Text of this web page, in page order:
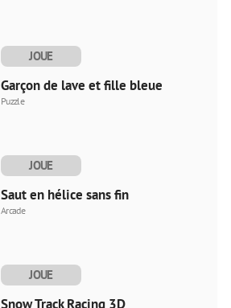
JOUE
Garçon de lave et fille bleue
Puzzle
JOUE
MAINTENANT
Saut en hélice sans fin
Arcade
JOUE
Snow Track Racing 3D